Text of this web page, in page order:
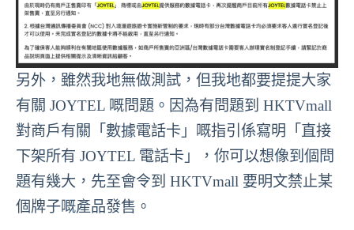
另外，雖然我地無做測試，但我地都要提提大家
有關 JOYTEL 嘅問題。因為有問題到 HKTVmall
對商戶有關「數據電話卡」嘅指引係寫明「直接
下架所有 JOYTEL 電話卡」，你可以想像到個問
題有幾大，先至會令到 HKTVmall 要明文禁止某
個牌子嘅產品發售。